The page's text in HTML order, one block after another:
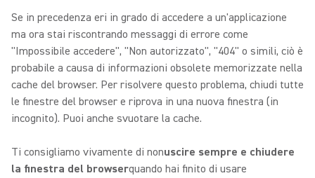
Se in precedenza eri in grado di accedere a un'applicazione
ma ora stai riscontrando messaggi di errore come
"Impossibile accedere", "Non autorizzato", "404" o simili, ciò è
probabile a causa di informazioni obsolete memorizzate nella
cache del browser. Per risolvere questo problema, chiudi tutte
le finestre del browser e riprova in una nuova finestra (in
incognito). Puoi anche svuotare la cache.
Ti consigliamo vivamente di nonuscire sempre e chiudere
la finestra del browserquando hai finito di usare